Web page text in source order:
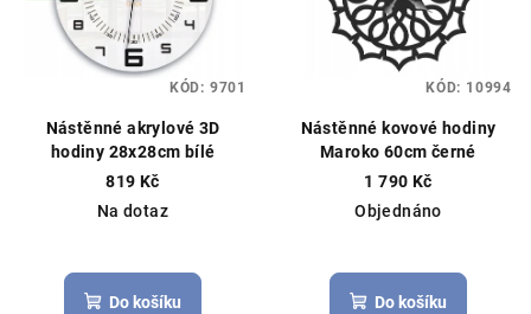
Nástěnné akrylové 3D
hodiny 28x28cm bílé
819 Kč
Na dotaz
Do košíku
KÓD: 9701
Nástěnné kovové hodiny
Maroko 60cm černé
1 790 Kč
Objednáno
Do košíku
KÓD: 10994